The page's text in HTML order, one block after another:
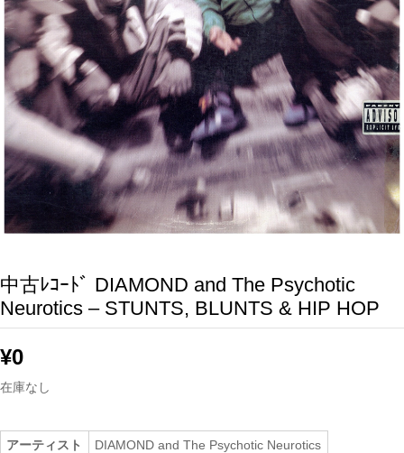
中古ﾚｺｰﾄﾞ DIAMOND and The Psychotic
Neurotics – STUNTS, BLUNTS & HIP HOP
¥0
在庫なし
アーティスト
DIAMOND and The Psychotic Neurotics